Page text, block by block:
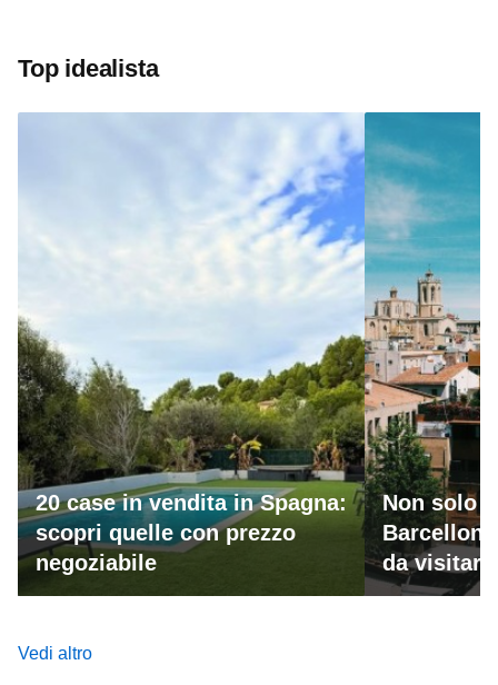
Top idealista
20 case in vendita in Spagna:
scopri quelle con prezzo
negoziabile
Non solo
da
Vedi altro